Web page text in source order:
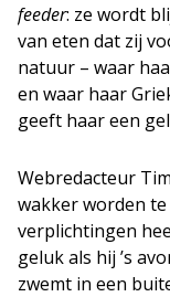
feeder: ze wordt
van eten dat zij
natuur – waar
en waar haar
geeft haar een
Webredacteur
wakker worden
verplichtingen
geluk als hij ’s
zwemt in een